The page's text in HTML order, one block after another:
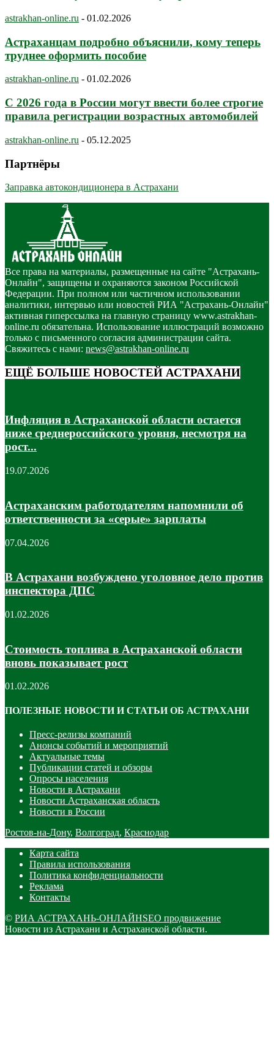
astrakhan-online.ru - 01.02.2026
Астраханцам подробно объяснили, кому теперь
труднее оформить пособие
astrakhan-online.ru - 01.02.2026
С 2026 года в России могут ввести более строгие
правила регистрации возрастных автомобилей
astrakhan-online.ru - 05.12.2025
Партнёры
Заправка автокондиционера в Астрахани
Все права на материалы, размещенные на сайте "Астрахань-
Онлайн", защищены и охраняются законом Российской
Федерации. При полном или частичном использовании
аналитики, интервью или новостей РИА "Астрахань-Онлайн"
активная гиперссылка на главную страницу www.astrakhan-
online.ru обязательна. Использование иллюстраций возможно
только с письменного согласия администрации сайта.
Свяжитесь с нами: news@astrakhan-online.ru
ЕЩЁ БОЛЬШЕ НОВОСТЕЙ АСТРАХАНИ
Инфляция в Астраханской области остается
ниже среднероссийского уровня, несмотря на
рост...
19.07.2026
Астраханским работодателям напомнили об
ответственности за «серые» зарплаты
07.04.2026
В Астрахани возбуждено уголовное дело против
инспектора ДПС
01.02.2026
Стоимость топлива в Астраханской области
вновь показывает рост
01.02.2026
ПОЛЕЗНЫЕ НОВОСТИ И СТАТЬИ ОБ АСТРАХАНИ
Пресс-релизы компаний
Анонсы событий и мероприятий
Актуальные темы
Публикации статей и обзоры
Опросы населения
Новости в Астрахани
Новости Астраханская область
Новости в России
Ростов-на-Дону, Волгоград, Краснодар
Карта сайта
Правила использования
Политика конфиденциальности
Реклама
Контакты
© РИА АСТРАХАНЬ-ОНЛАЙНSEO продвижение
Новости из Астрахани и Астраханской области.